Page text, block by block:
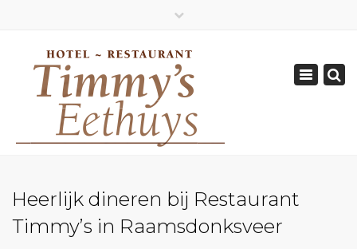
Geopend van Zaterdag: 17.00 - 22.00 uur
0162-512570
info@timmys.nl
Toggle
Heerlijk dineren bij Restaurant
Timmy’s in Raamsdonksveer